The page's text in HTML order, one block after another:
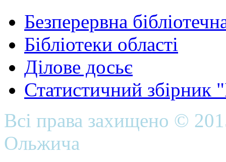
Безперервна
Бібліотеки області
Ділове досьє
Статистичний
Всі права захищено ©
Ольжича